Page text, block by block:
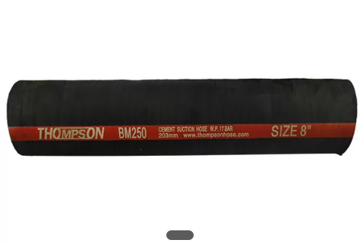
PRIVACY
POLICY